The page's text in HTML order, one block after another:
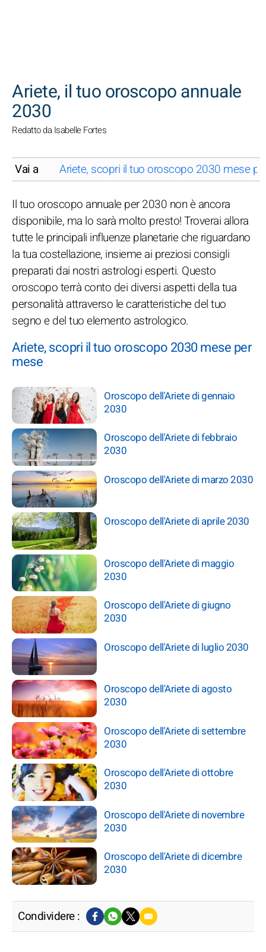
Ariete, il tuo oroscopo annuale
2030
Redatto da Isabelle Fortes
Vai a Ariete, scopri il tuo oroscopo 2030 mese
Il tuo oroscopo annuale per 2030 non è ancora
disponibile, ma lo sarà molto presto! Troverai allora
tutte le principali influenze planetarie che riguardano
la tua costellazione, insieme ai preziosi consigli
preparati dai nostri astrologi esperti. Questo
oroscopo terrà conto dei diversi aspetti della tua
personalità attraverso le caratteristiche del tuo
segno e del tuo elemento astrologico.
Ariete, scopri il tuo oroscopo 2030 mese per
mese
Oroscopo dell'Ariete di gennaio
2030
Oroscopo dell'Ariete di febbraio
2030
Oroscopo dell'Ariete di marzo 2030
Oroscopo dell'Ariete di aprile 2030
Oroscopo dell'Ariete di maggio
2030
Oroscopo dell'Ariete di giugno
2030
Oroscopo dell'Ariete di luglio 2030
Oroscopo dell'Ariete di agosto
2030
Oroscopo dell'Ariete di settembre
2030
Oroscopo dell'Ariete di ottobre
2030
Oroscopo dell'Ariete di novembre
2030
Oroscopo dell'Ariete di dicembre
2030
Condividere :